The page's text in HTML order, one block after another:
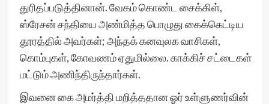
துரிதப்படுத்தினான். வேகம் கொண்ட சைக்கிள்,
ஸ்ரேசன் சந்தியை அண்மித்த பொழுது கைக்கெட்டிய
தூரத்தில் அவர்கள்; அந்தக் கனவுலக வாசிகள்,
கொம்புகள், கோவணம் ஏதுமில்லை. காக்கிச் சட்டைகள்
மட்டும் அணிந்திருந்தார்கள்.
இவனை கை அமர்த்தி மறித்ததான ஓர் உள்ளுணர்வின்